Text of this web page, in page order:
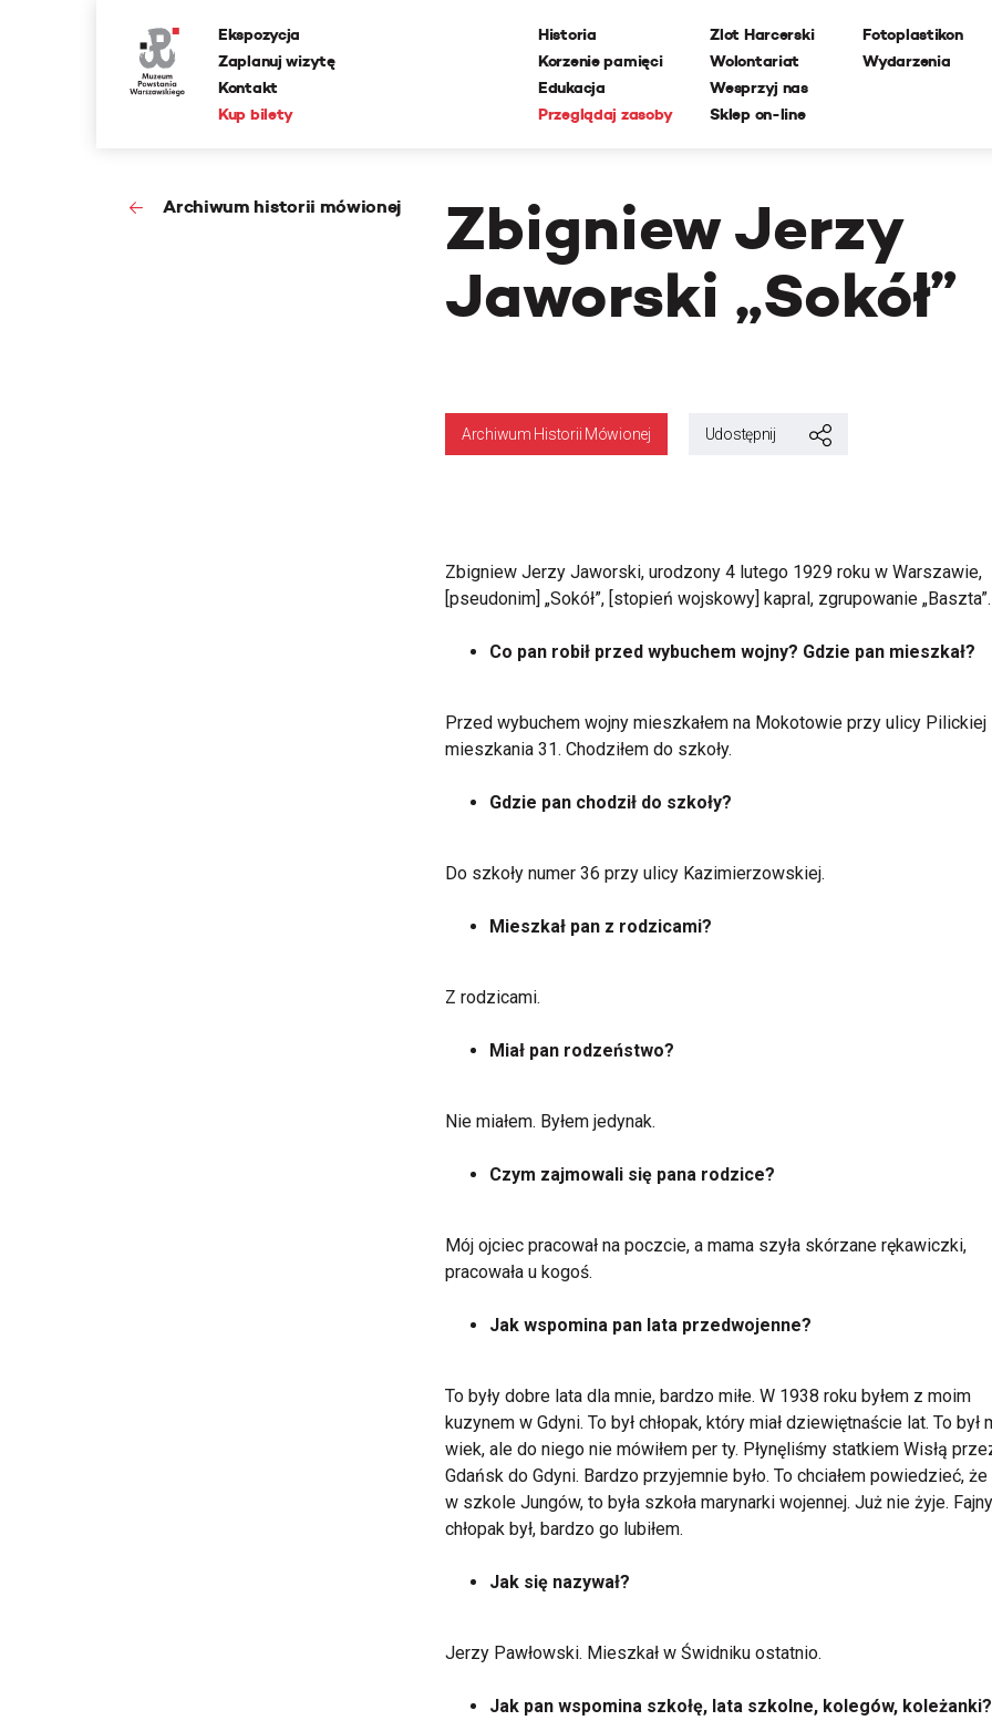
Ekspozycja
Zaplanuj wizytę
Kontakt
Kup bilety
Historia
Korzenie pamięci
Edukacja
Przeglądaj zasoby
Zlot Harcerski
Wolontariat
Wesprzyj nas
Sklep on-line
Fotoplastikon
Wydarzenia
Archiwum historii mówionej
Zbigniew Jerzy
Jaworski „Sokół”
Archiwum Historii Mówionej Udostępnij
Zbigniew Jerzy Jaworski, urodzony 4 lutego 1929 roku w Warszawie,
[pseudonim] „Sokół”, [stopień wojskowy] kapral, zgrupowanie „Baszta”.
Co pan robił przed wybuchem wojny? Gdzie pan mieszkał?
Przed wybuchem wojny mieszkałem na Mokotowie przy ulicy Pilickiej
mieszkania 31. Chodziłem do szkoły.
Gdzie pan chodził do szkoły?
Do szkoły numer 36 przy ulicy Kazimierzowskiej.
Mieszkał pan z rodzicami?
Z rodzicami.
Miał pan rodzeństwo?
Nie miałem. Byłem jedynak.
Czym zajmowali się pana rodzice?
Mój ojciec pracował na poczcie, a mama szyła skórzane rękawiczki,
pracowała u kogoś.
Jak wspomina pan lata przedwojenne?
To były dobre lata dla mnie, bardzo miłe. W 1938 roku byłem z moim
kuzynem w Gdyni. To był chłopak, który miał dziewiętnaście lat. To był
wiek, ale do niego nie mówiłem per ty. Płynęliśmy statkiem Wisłą
Gdańsk do Gdyni. Bardzo przyjemnie było. To chciałem powiedzieć, że
w szkole Jungów, to była szkoła marynarki wojennej. Już nie żyje. Fajny
chłopak był, bardzo go lubiłem.
Jak się nazywał?
Jerzy Pawłowski. Mieszkał w Świdniku ostatnio.
Jak pan wspomina szkołę, lata szkolne, kolegów, koleżanki?